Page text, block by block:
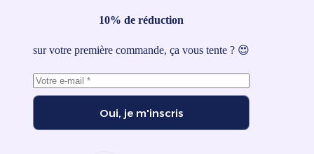
10% de réduction
sur votre première commande, ça vous tente ? 😍
Oui, je m'inscris